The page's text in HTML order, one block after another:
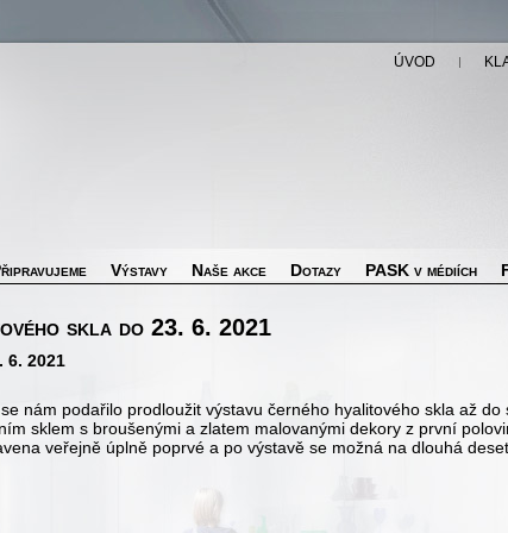
ÚVOD
Výstavy Naše akce Dotazy PASK v médiích
skla do 23. 6. 2021
6. 2021
nám podařilo prodloužit výstavu černého hyalitového skla až do
sklem s broušenými a zlatem malovanými dekory z první
veřejně úplně poprvé a po výstavě se možná na dlouhá